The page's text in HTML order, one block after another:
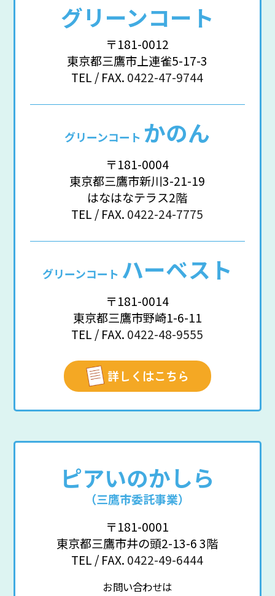
グリーンコート
〒181-0012
東京都三鷹市上連雀5-17-3
TEL / FAX. 0422-47-9744
グリーンコート かのん
〒181-0004
東京都三鷹市新川3-21-19
はなはなテラス2階
TEL / FAX. 0422-24-7775
グリーンコート ハーベスト
〒181-0014
東京都三鷹市野崎1-6-11
TEL / FAX. 0422-48-9555
詳しくはこちら
ピアいのかしら
（三鷹市委託事業）
〒181-0001
東京都三鷹市井の頭2-13-6 3階
TEL / FAX. 0422-49-6444
お問い合わせは